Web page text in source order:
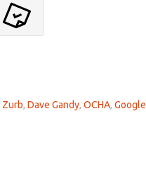
Zurb, Dave Gandy, OCHA, Google